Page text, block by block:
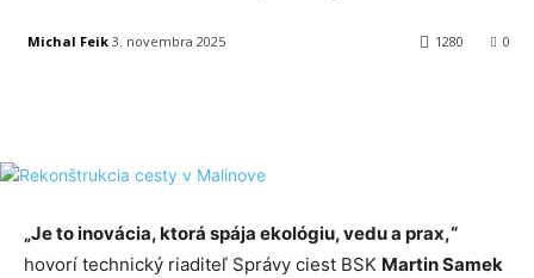
Michal Feik 3. novembra 2025 0
1280
„Je to inovácia, ktorá spája ekológiu, vedu a prax,“
hovorí technický riaditeľ Správy ciest BSK Martin Samek